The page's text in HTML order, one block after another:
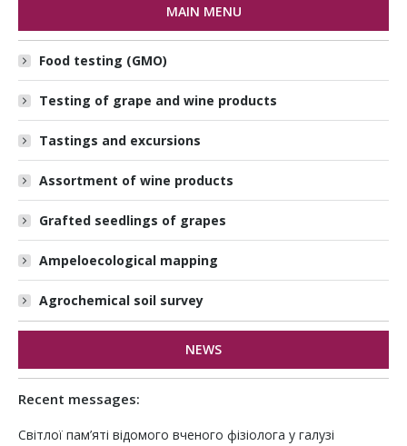
MAIN MENU
Food testing (GMO)
Testing of grape and wine products
Tastings and excursions
Assortment of wine products
Grafted seedlings of grapes
Ampeloecological mapping
Agrochemical soil survey
NEWS
Recent messages:
Світлої пам’яті відомого вченого фізіолога у галузі